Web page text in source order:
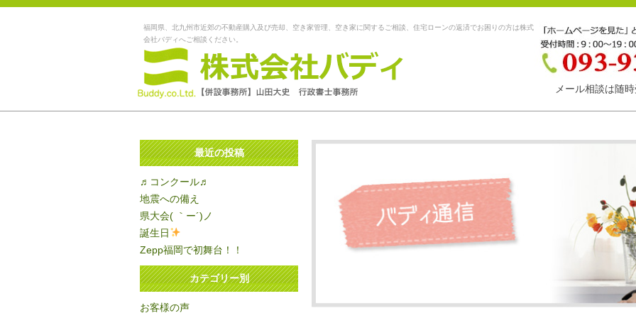
福岡県、北九州市近郊の不動産購入及び売却、空き家管理、空き家に関するご相談、住宅ローンの返済でお困りの方は株式
会社バディへご相談ください。
メール相談は随
最近の投稿
♬コンクール♬
地震への備え
県大会( ｀ー´)ノ
誕生日
Zepp福岡で初舞台！！
カテゴリー別
お客様の声